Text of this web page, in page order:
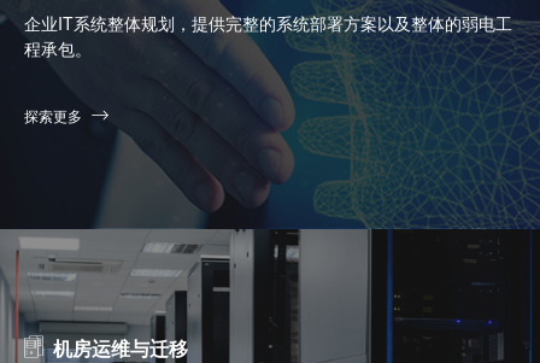
企业IT系统整体规划，提供完整的系统部署方案以及整体的弱电工
程承包。
探索更多
机房运维与迁移